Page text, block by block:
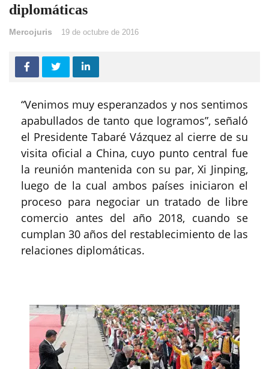
diplomáticas
Mercojuris 19 de octubre de 2016
“Venimos muy esperanzados y nos sentimos
apabullados de tanto que logramos”, señaló
el Presidente Tabaré Vázquez al cierre de su
visita oficial a China, cuyo punto central fue
la reunión mantenida con su par, Xi Jinping,
luego de la cual ambos países iniciaron el
proceso para negociar un tratado de libre
comercio antes del año 2018, cuando se
cumplan 30 años del restablecimiento de las
relaciones diplomáticas.